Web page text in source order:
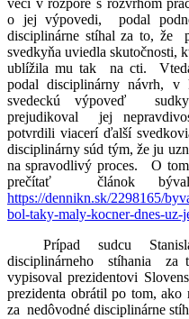
vecí v rozpore s rozvrhom
o jej výpovedi, podal
disciplinárne stíhal za to, že
svedkyňa uviedla skutočnosti,
ublížila mu tak na cti.
podal disciplinárny návrh,
svedeckú výpoveď
prejudikoval jej
potvrdili viacerí ďalší
disciplinárny súd tým, že ju
na spravodlivý proces. O
prečítať článok
https://dennikn.sk/2298165/
bol-taky-maly-kocner-dnes-uz-
Prípad sudcu
disciplinárneho stíhania za
vypisoval prezidentovi
prezidenta obrátil po tom,
za nedôvodné disciplinárne